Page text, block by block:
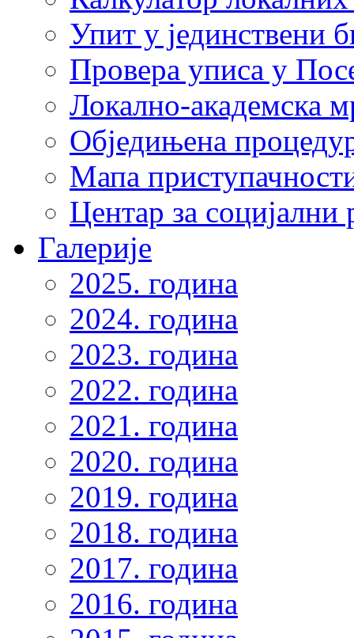
Упит у јединствени
Провера уписа у
Локално-академска
Обједињена
Мапа
Центар за
Галерије
2025. година
2024. година
2023. година
2022. година
2021. година
2020. година
2019. година
2018. година
2017. година
2016. година